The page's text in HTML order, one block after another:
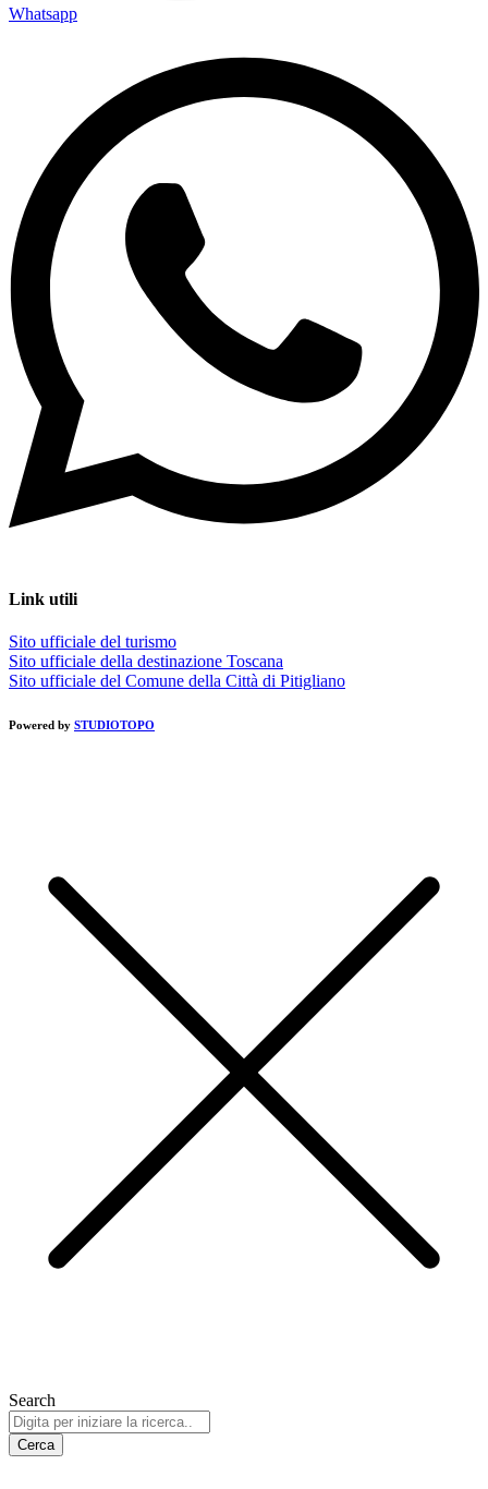
Whatsapp
Link utili
Sito ufficiale del turismo
Sito ufficiale della destinazione Toscana
Sito ufficiale del Comune della Città di Pitigliano
Powered by STUDIOTOPO
Search
Cerca